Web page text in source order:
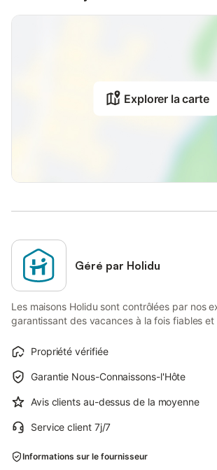
Explorer la carte
Géré par Holidu
Les maisons Holidu sont contrôlées par nos
garantissant des vacances à la fois fiables
Propriété vérifiée
Garantie Nous-Connaissons-l'Hôte
Avis clients au-dessus de la moyenne
Service client 7j/7
Informations sur le fournisseur